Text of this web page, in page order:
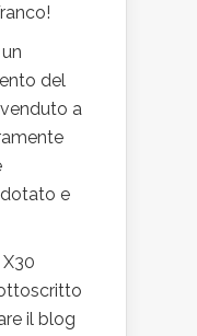
del
a
e
il blog